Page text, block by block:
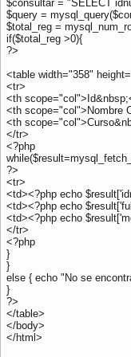
$consultar = "SELECT
$query =
$total_reg =
if($total_reg >0){
?>
<table width="358"
<tr>
<th
<th scope="col">Nombre
<th
</tr>
<?php
?>
<tr>
<td><?php echo
<td><?php echo
<td><?php echo
</tr>
<?php
}
}
else { echo "No se
}
?>
</table>
</body>
</html>